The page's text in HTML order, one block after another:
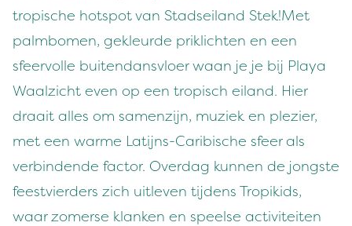
tropische hotspot van Stadseiland Stek!Met
palmbomen, gekleurde priklichten en een
sfeervolle buitendansvloer waan je je bij Playa
Waalzicht even op een tropisch eiland. Hier
draait alles om samenzijn, muziek en plezier,
met een warme Latijns-Caribische sfeer als
verbindende factor. Overdag kunnen de jongste
feestvierders zich uitleven tijdens Tropikids,
waar zomerse klanken en speelse activiteiten